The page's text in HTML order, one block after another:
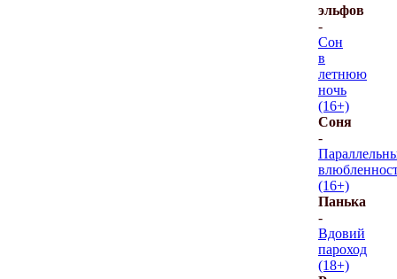
эльфов
-
Сон
в
летнюю
ночь
(16+)
Соня
-
(16+)
Панька
-
Вдовий
пароход
(18+)